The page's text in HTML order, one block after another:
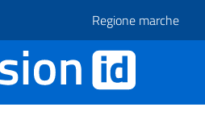
Regione marche